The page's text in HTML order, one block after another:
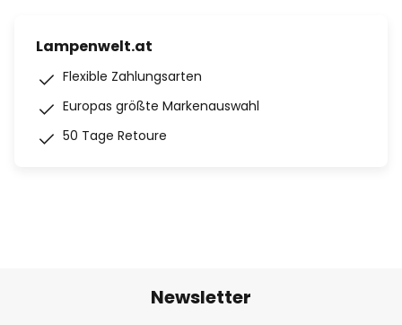
Lampenwelt.at
Flexible Zahlungsarten
Europas größte Markenauswahl
50 Tage Retoure
Newsletter